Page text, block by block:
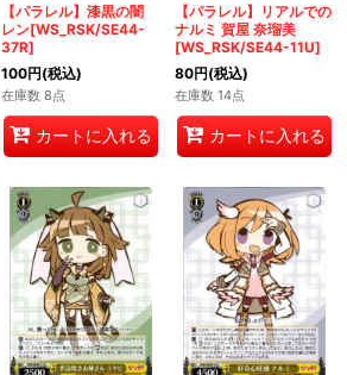
【パラレル】漆黒の闇
レン[WS_RSK/SE44-
37R]
100円(税込)
在庫数 8点
カートに入れる
【パラレル】リアルでの
ナルミ 賀屋 奈瑠美
[WS_RSK/SE44-11U]
80円(税込)
在庫数 14点
カートに入れる